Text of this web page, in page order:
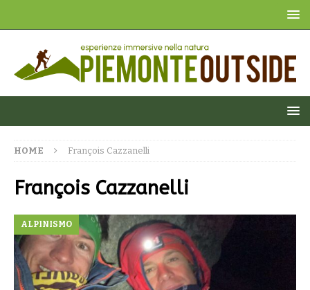
HOME François Cazzanelli
François Cazzanelli
ALPINISMO